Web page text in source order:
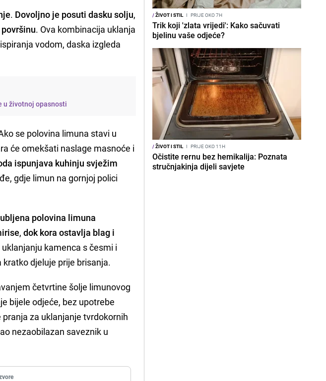
. Dovoljno je posuti dasku solju,
. Ova kombinacija uklanja
vodom, daska izgleda
u životnoj opasnosti
se polovina limuna stavi u
će omekšati naslage masnoće i
ispunjava kuhinju svježim
gdje limun na gornjoj polici
polovina limuna
,dok kora ostavlja blag i
kamenca s česmi i
djeluje prije brisanja.
četvrtine šolje limunovog
bijele odjeće, bez upotrebe
za uklanjanje tvrdokornih
nezaobilazan saveznik u
/ŽIVOT I STIL I PRIJE OKO 7H
Trik koji 'zlata vrijedi': Kako sačuvati
bjelinu vaše odjeće?
/ŽIVOT I STIL I PRIJE OKO 11H
Očistite rernu bez hemikalija: Poznata
stručnjakinja dijeli savjete